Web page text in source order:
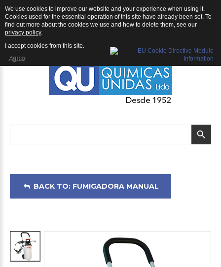
BACK TO: FUMIGADORA MANUAL
We use cookies to improve our website and your experience when using it.
Cookies used for the essential operation of this site have already been set. To
find out more about the cookies we use and how to delete them, see our
privacy policy.
I accept cookies from this site.
Agree
Fumigadora Manual: Fumigadora manual SOLO Trolley 453